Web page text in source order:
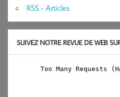
RSS - Articles
SUIVEZ NOTRE REVUE DE WEB